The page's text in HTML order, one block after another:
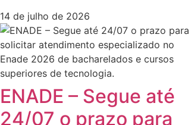
14 de julho de 2026
ENADE – Segue até
24/07 o prazo para